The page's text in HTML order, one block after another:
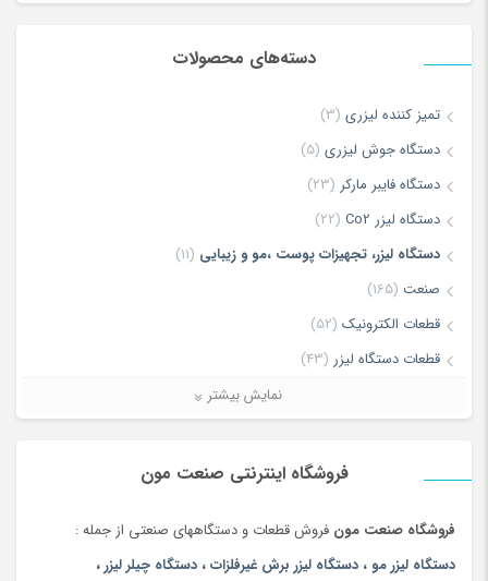
دسته‌های محصولات
تمیز کننده لیزری (3)
دستگاه جوش لیزری (5)
دستگاه فایبر مارکر (23)
دستگاه لیزر Co2
(22)
دستگاه لیزر، تجهیزات پوست ،مو و زیبایی (11)
صنعت (165)
قطعات الکترونیک (52)
قطعات دستگاه لیزر (43)
لیزر برش و حکاکی غیر فلزات(7)
نمایش بیشتر
فروشگاه اینترنتی صنعت مون
فروشگاه صنعت مون فروش قطعات و دستگاههای صنعتی از جمله :
دستگاه لیزر مو ، دستگاه لیزر برش غیرفلزات، دستگاه چیلر لیزر،
Name
Email
*
ذخیره نام، ایمیل و وبسایت من در مرورگر برای زمانی که دوباره دیدگاهی
می‌نویسم.
لطفا پاسخ را به عدد انگلیسی وارد کنید: